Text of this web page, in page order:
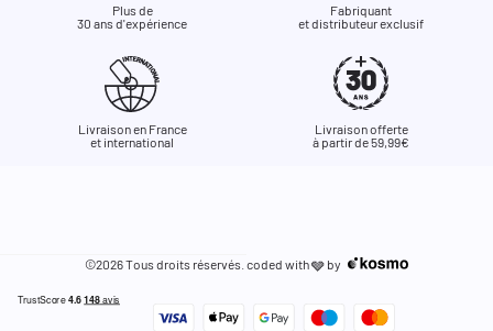
Plus de
30 ans d'expérience
Fabriquant
et distributeur exclusif
Livraison en France
et international
Livraison offerte
à partir de 59,99€
©2026 Tous droits réservés. coded with🩶 by